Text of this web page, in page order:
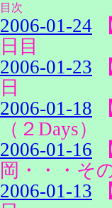
目次
2006-01-24
日目
2006-01-23
日
2006-01-18
（２Days）
2006-01-16
岡・・・そ
2006-01-13